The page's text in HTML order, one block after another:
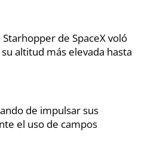
de SpaceX voló
altitud más elevada hasta
de impulsar sus
el uso de campos